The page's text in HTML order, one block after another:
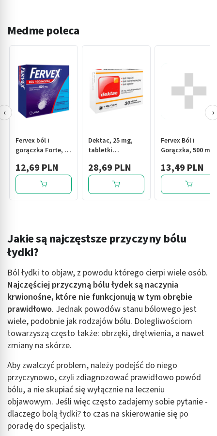
Medme poleca
Fervex ból i
gorączka Forte, 1
musujące, 8 szt
12,69 PLN
Dektac, 25 mg,
tabletki
28,69 PLN
Fervex Ból i
Gorączka, 500 mg,
szt
13,49 PLN
‹ ›
Jakie są najczęstsze przyczyny bólu
łydki?
Ból łydki to objaw, z powodu którego cierpi wiele osób.
Najczęściej przyczyną bólu łydek są naczynia
krwionośne, które nie funkcjonują w tym obrębie
prawidłowo. Jednak powodów stanu bólowego jest
wiele, podobnie jak rodzajów bólu. Dolegliwościom
towarzyszą często także: obrzęki, drętwienia, a nawet
zmiany na skórze.
Aby zwalczyć problem, należy podejść do niego
przyczynowo, czyli zdiagnozować prawidłowo powód
bólu, a nie skupiać się wyłącznie na leczeniu
objawowym. Jeśli więc często zadajemy sobie pytanie -
dlaczego bolą łydki? to czas na skierowanie się po
poradę do specjalisty.